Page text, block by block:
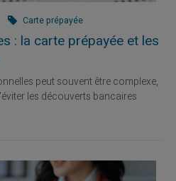
Carte prépayée
: la carte prépayée et les
peut souvent être complexe,
les découverts bancaires